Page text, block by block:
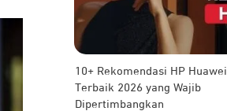
10+ Rekomendasi HP Huawei
Terbaik 2026 yang Wajib
Dipertimbangkan